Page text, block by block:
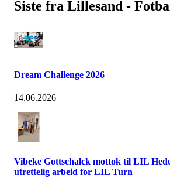
Siste fra Lillesand -
Dream Challenge 2026
14.06.2026
Vibeke Gottschalck mottok til LIL
utrettelig arbeid for LIL Turn